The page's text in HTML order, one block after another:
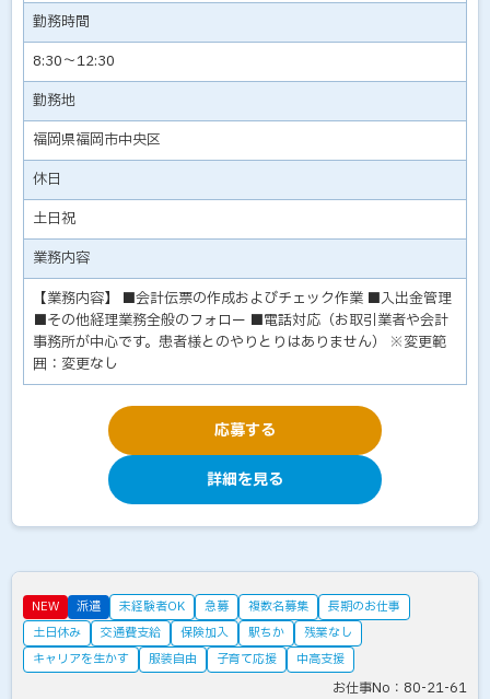
勤務時間
8:30～12:30
勤務地
福岡県福岡市中央区
休日
土日祝
業務内容
【業務内容】 ■会計伝票の作成およびチェック作業 ■入出金管理
■その他経理業務全般のフォロー ■電話対応（お取引業者や会計
事務所が中心です。患者様とのやりとりはありません） ※変更範
囲：変更なし
応募する
詳細を見る
NEW 派遣 未経験者OK 急募 複数名募集
長期のお仕事
土日休み
交通費支給 保険加入 駅ちか
残業なし
キャリアを生かす
服装自由 子育て応援 中高支援
お仕事No：80-21-61